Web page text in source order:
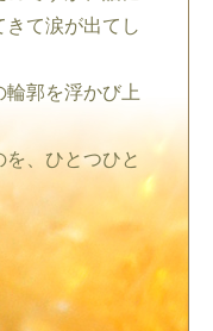
て涙が出てし
郭を浮かび上
、ひとつひと